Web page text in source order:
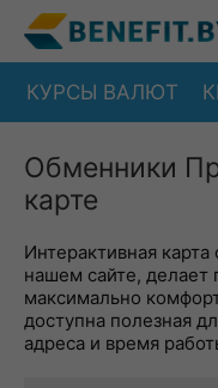
КУРСЫ ВАЛЮТ
Обменники
карте
Интерактивная
нашем сайте,
максимально
доступна полезная
адреса и время